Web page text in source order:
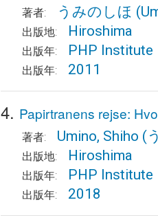
著者: うみのしほ
出版地: Hiroshima
出版年: PHP Institute
出版年: 2011
4. Papirtranens rejse:
著者: Umino, Shiho (
出版地: Hiroshima
出版年: PHP Institute
出版年: 2018